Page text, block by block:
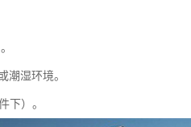
潮湿环境。
下）。